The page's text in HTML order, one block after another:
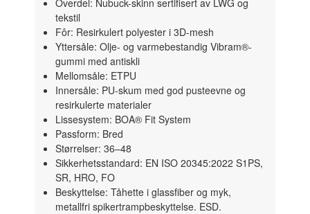
tekstil
Fôr: Resirkulert polyester i 3D-mesh
Yttersåle: Olje- og varmebestandig Vibram®-
gummi med antiskli
Mellomsåle: ETPU
Innersåle: PU-skum med god pusteevne og
resirkulerte materialer
Lissesystem: BOA® Fit System
Passform: Bred
Størrelser: 36–48
Sikkerhetsstandard: EN ISO 20345:2022 S1PS,
SR, HRO, FO
Beskyttelse: Tåhette i glassfiber og myk,
metallfri spikertrampbeskyttelse. ESD.